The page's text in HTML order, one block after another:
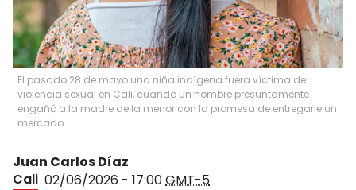
El pasado 28 de mayo una niña indígena fuera víctima de
violencia sexual en Cali, cuando un hombre presuntamente
engañó a la madre de la menor con la promesa de entregarle un
mercado.
Juan Carlos Díaz
Cali 02/06/2026 - 17:00GMT-5